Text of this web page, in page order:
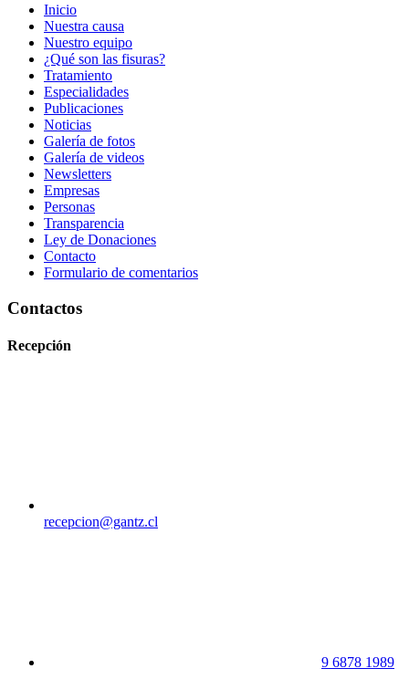
Inicio
Nuestra causa
Nuestro equipo
¿Qué son las fisuras?
Tratamiento
Especialidades
Publicaciones
Noticias
Galería de fotos
Galería de videos
Newsletters
Empresas
Personas
Transparencia
Ley de Donaciones
Contacto
Formulario de comentarios
Contactos
Recepción
recepcion@gantz.cl
9 6878 1989